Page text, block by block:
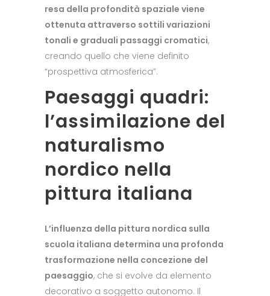
resa della profondità spaziale viene
ottenuta attraverso sottili variazioni
tonali e graduali passaggi cromatici,
creando quello che viene definito
“prospettiva atmosferica”.
Paesaggi quadri:
l’assimilazione del
naturalismo
nordico nella
pittura italiana
L’influenza della pittura nordica sulla
scuola italiana determina una profonda
trasformazione nella concezione del
paesaggio, che si evolve da elemento
decorativo a soggetto autonomo. Il